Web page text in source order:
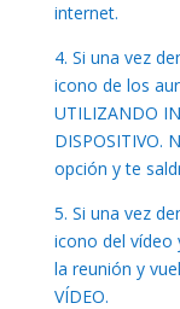
internet.
4. Si una vez
icono de los
UTILIZANDO
DISPOSITIVO.
opción y te
5. Si una vez
icono del vídeo
la reunión y
VÍDEO.